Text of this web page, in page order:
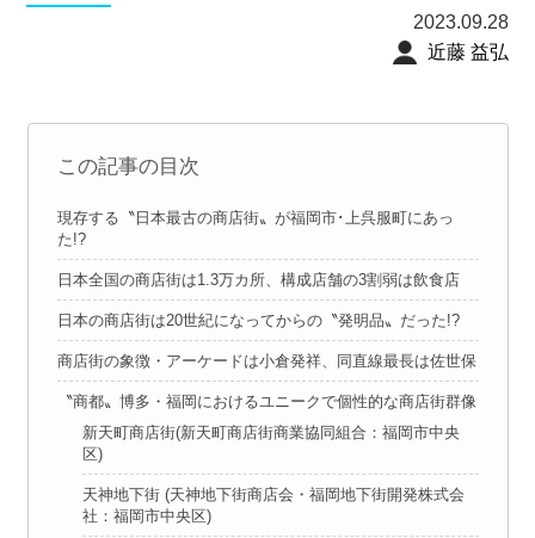
2023.09.28
近藤 益弘
この記事の目次
現存する〝日本最古の商店街〟が福岡市･上呉服町にあっ
た!?
日本全国の商店街は1.3万カ所、構成店舗の3割弱は飲食店
日本の商店街は20世紀になってからの〝発明品〟だった!?
商店街の象徴・アーケードは小倉発祥、同直線最長は佐世保
〝商都〟博多・福岡におけるユニークで個性的な商店街群像
新天町商店街(新天町商店街商業協同組合：福岡市中央
区)
天神地下街 (天神地下街商店会・福岡地下街開発株式会
社：福岡市中央区)